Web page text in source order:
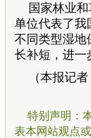
国家林业
单位代表了我
不同类型湿地
长补短，进一
（本报记
特别声明：
表本网站观点